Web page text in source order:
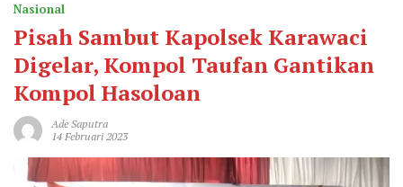
Nasional
Pisah Sambut Kapolsek Karawaci
Digelar, Kompol Taufan Gantikan
Kompol Hasoloan
Ade Saputra
14 Februari 2023